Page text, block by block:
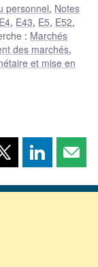
personnel, Notes
E4, E43, E5, E52,
: Marchés
des marchés,
et mise en
Partager
page
Partager
page page